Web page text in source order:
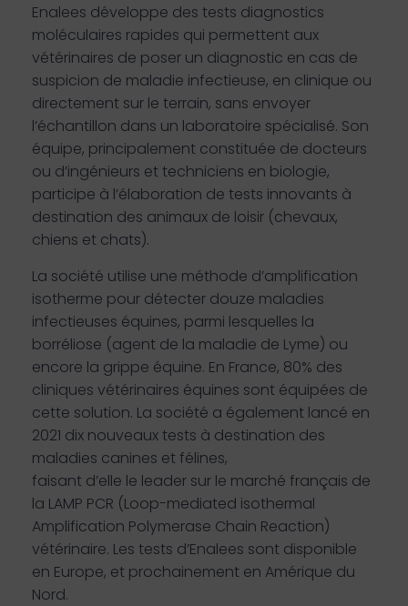
Enalees développe des tests diagnostics
moléculaires rapides qui permettent aux
vétérinaires de poser un diagnostic en cas de
suspicion de maladie infectieuse, en clinique ou
directement sur le terrain, sans envoyer
l’échantillon dans un laboratoire spécialisé. Son
équipe, principalement constituée de docteurs
ou d’ingénieurs et techniciens en biologie,
participe à l’élaboration de tests innovants à
destination des animaux de loisir (chevaux,
chiens et chats).
La société utilise une méthode d’amplification
isotherme pour détecter douze maladies
infectieuses équines, parmi lesquelles la
borréliose (agent de la maladie de Lyme) ou
encore la grippe équine. En France, 80% des
cliniques vétérinaires équines sont équipées de
cette solution. La société a également lancé en
2021 dix nouveaux tests à destination des
maladies canines et félines,
faisant d’elle le leader sur le marché français de
la LAMP PCR (Loop-mediated isothermal
Amplification Polymerase Chain Reaction)
vétérinaire. Les tests d’Enalees sont disponible
en Europe, et prochainement en Amérique du
Nord.